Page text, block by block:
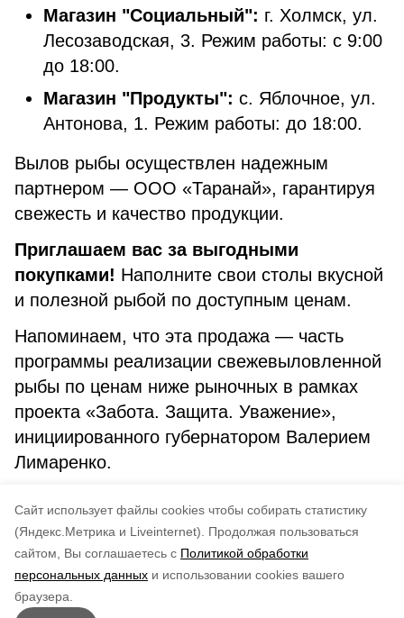
Cайт использует файлы cookies чтобы собирать статистику
(Яндекс.Метрика и Liveinternet).
Продолжая пользоваться
сайтом, Вы соглашаетесь с Политикой обработки
персональных данных и использовании cookies вашего
браузера.
Магазин "Социальный": г. Холмск, ул.
Лесозаводская, 3. Режим работы: с 9:00
до 18:00.
Магазин "Продукты": с. Яблочное, ул.
Антонова, 1. Режим работы: до 18:00.
Вылов рыбы осуществлен надежным
партнером — ООО «Таранай», гарантируя
свежесть и качество продукции.
Приглашаем вас за выгодными
покупками! Наполните свои столы вкусной
и полезной рыбой по доступным ценам.
Напоминаем, что эта продажа — часть
программы реализации свежевыловленной
рыбы по ценам ниже рыночных в рамках
проекта «Забота. Защита. Уважение»,
инициированного губернатором Валерием
Лимаренко.
рацион разнообразнее!
по оценке
5